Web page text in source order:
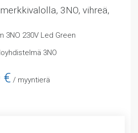
3NO, vihreä,
3NO 230V Led Green
3NO
€ hinta
/ myyntierä